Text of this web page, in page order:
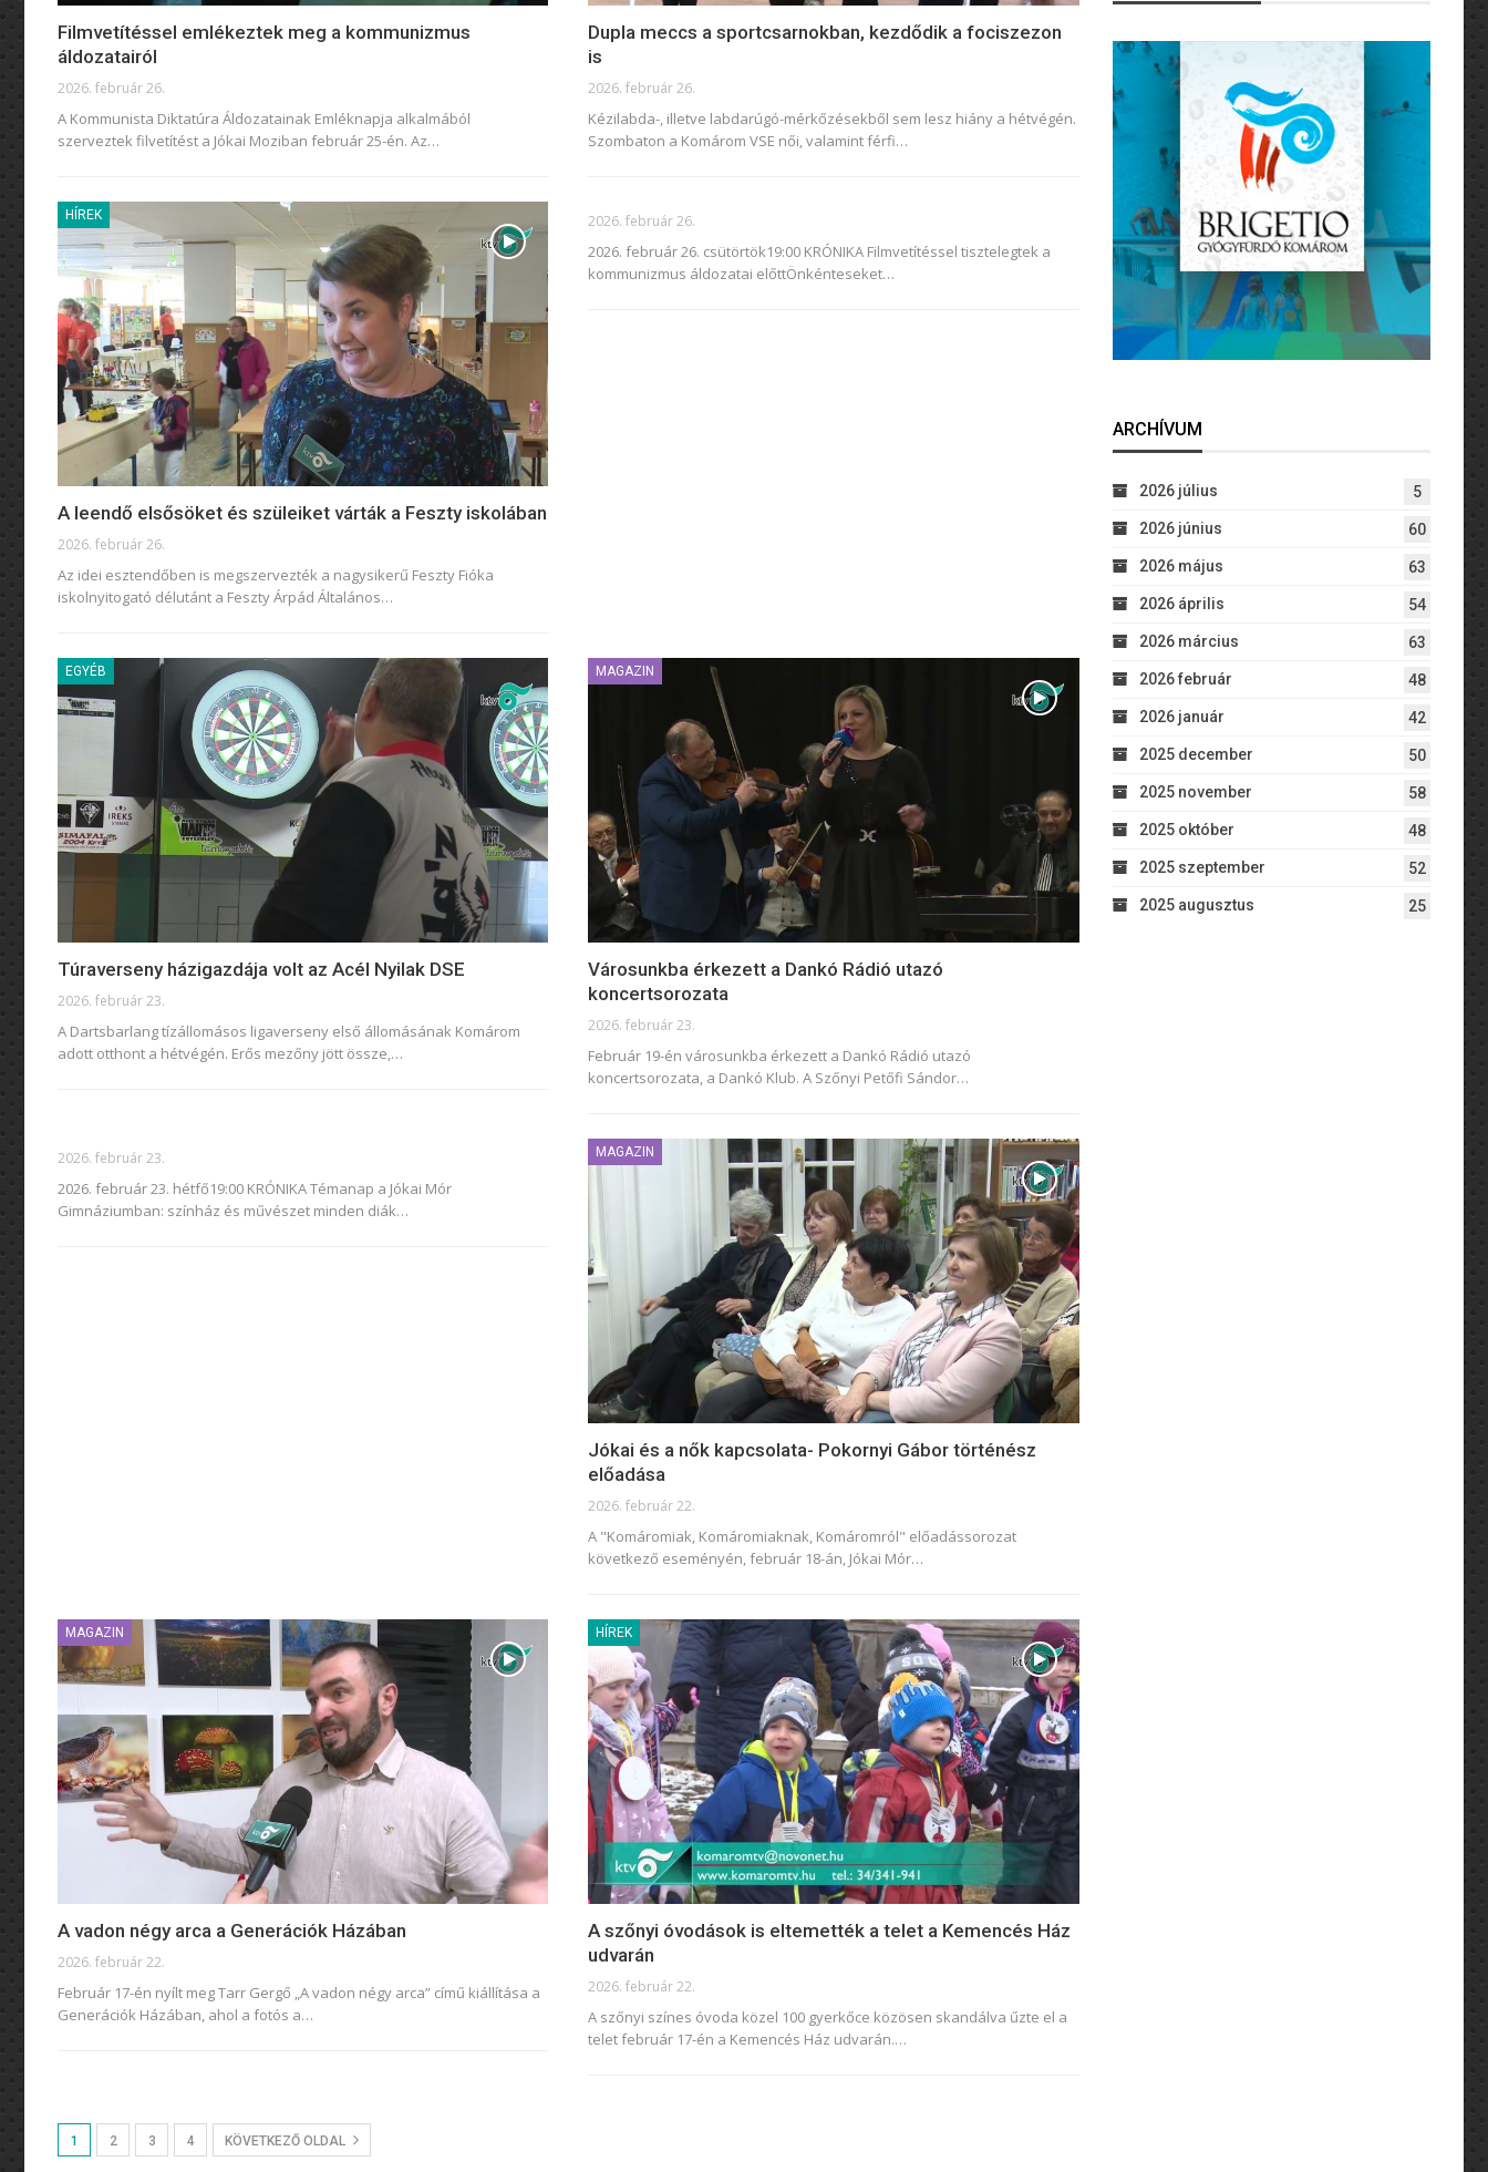
Filmvetítéssel emlékeztek meg a kommunizmus
áldozatairól
2026. február 26.
A Kommunista Diktatúra Áldozatainak Emléknapja alkalmából
szerveztek filvetítést a Jókai Moziban február 25-én. Az…
Dupla meccs a sportcsarnokban, kezdődik a fociszezon
is
2026. február 26.
Kézilabda-, illetve labdarúgó-mérkőzésekből sem lesz hiány a hétvégén.
Szombaton a Komárom VSE női, valamint férfi…
HÍREK
A leendő elsősöket és szüleiket várták a Feszty iskolában
2026. február 26.
Az idei esztendőben is megszervezték a nagysikerű Feszty Fióka
iskolnyitogató délutánt a Feszty Árpád Általános…
2026. február 26.
2026. február 26. csütörtök19:00 KRÓNIKA Filmvetítéssel tisztelegtek a
kommunizmus áldozatai előttÖnkénteseket…
EGYÉB
Túraverseny házigazdája volt az Acél Nyilak DSE
2026. február 23.
A Dartsbarlang tízállomásos ligaverseny első állomásának Komárom
adott otthont a hétvégén. Erős mezőny jött össze,…
MAGAZIN
Városunkba érkezett a Dankó Rádió utazó
koncertsorozata
2026. február 23.
Február 19-én városunkba érkezett a Dankó Rádió utazó
koncertsorozata, a Dankó Klub. A Szőnyi Petőfi Sándor…
2026. február 23.
2026. február 23. hétfő19:00 KRÓNIKATémanap a Jókai Mór
Gimnáziumban: színház és művészet minden diák…
MAGAZIN
Jókai és a nők kapcsolata- Pokornyi Gábor történész
előadása
2026. február 22.
A "Komáromiak, Komáromiaknak, Komáromról" előadássorozat
következő eseményén, február 18-án, Jókai Mór…
MAGAZIN
A vadon négy arca a Generációk Házában
2026. február 22.
Február 17-én nyílt meg Tarr Gergő „A vadon négy arca” című kiállítása a
Generációk Házában, ahol a fotós a…
HÍREK
A szőnyi óvodások is eltemették a telet a Kemencés Ház
udvarán
2026. február 22.
A szőnyi színes óvoda közel 100 gyerkőce közösen skandálva űzte el a
telet február 17-én a Kemencés Ház udvarán.…
1 2 3 4 KÖVETKEZŐ OLDAL
ARCHÍVUM
2026 július 5
2026 június 60
2026 május 63
2026 április 54
2026 március 63
2026 február 48
2026 január 42
2025 december 50
2025 november 58
2025 október 48
2025 szeptember 52
2025 augusztus 25